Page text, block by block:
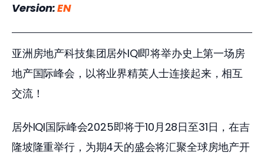
Version: EN
亚洲房地产科技集团居外IQI即将举办史上第一场房
地产国际峰会，以将业界精英人士连接起来，相互
交流！
居外IQI国际峰会2025即将于10月28日至31日，在吉
隆坡隆重举行，为期4天的盛会将汇聚全球房地产开